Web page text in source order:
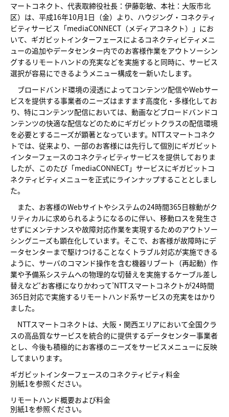
マートコネクト、代表取締役社長：伊藤彰敏、本社：大阪市北
区）は、平成16年10月1日（金）より、ハウジング・コネクティ
ビティサービス「mediaCONNECT（メディアコネクト）」にお
いて、ギガビットインターフェースによるコネクティビティメニ
ューの追加やデータセンター内でのお客様作業をアウトソーシン
グするリモートハンドの充実などを実施すると同時に、サービス
選択が容易にできるようメニュー構成を一新いたします。
ブロードバンド環境の浸透によってコンテンツ配信やWebサー
ビスを提供する事業者のニーズはますます高度化・多様化してお
り、特にコンテンツ配信においては、動画などブロードバンドコ
ンテンツの快適な配信などのためにギガビットクラスの配信環境
を必要とするニーズが顕著となっています。NTTスマートコネク
トでは、従来より、一部のお客様には先行して個別にギガビット
インターフェースのコネクティビティサービスを提供しておりま
したが、このたび「mediaCONNECT」サービスにギガビットコ
ネクティビティメニューを正式にラインナップすることとしまし
た。
また、お客様のWebサイトやシステムの24時間365日稼動がク
リティカルに求められるようになるのに伴い、移動ロスを発生さ
せずにメンテナンスや故障対応作業を実現するためのアウトソー
シングニーズも顕在化しています。そこで、お客様が故障時にデ
ータセンターまで駆けつけることなくトラブル対応が実施できる
ように、サーバのコマンド操作を含む機器リブート（再起動）作
業や予備系システムへの物理的な切替えを実施するケーブル差し
替えなど‘お客様になりかわって’NTTスマートコネクトが24時間
365日対応で実施するリモートハンド系サービスの充実をはかり
ました。
NTTスマートコネクトは、大阪・関西エリアにおいて全国クラ
スの高品質なサービスを統合的に提供するデータセンター事業者
とし、今後も積極的にお客様のニーズをサービスメニューに反映
してまいります。
ギガビットインターフェースのコネクティビティ料金
別紙1を参照ください。
リモートハンド概要および料金
別紙1を参照ください。